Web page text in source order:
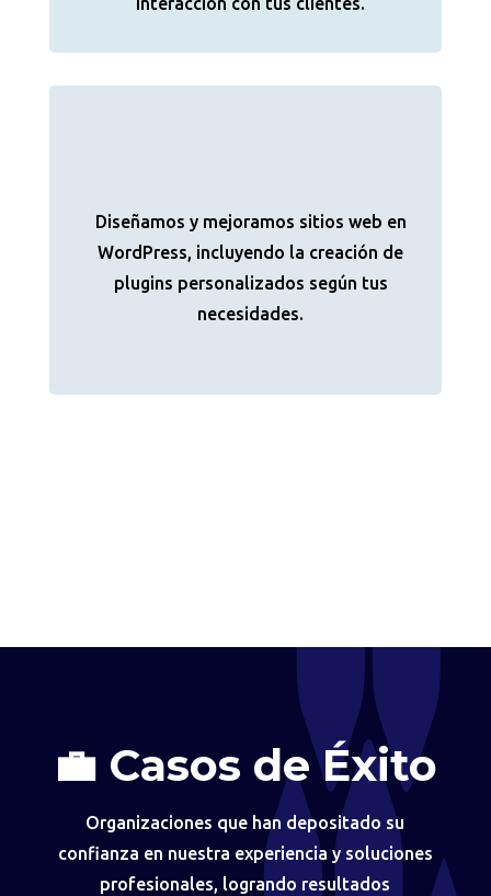
Diseñamos y mejoramos sitios web en
WordPress, incluyendo la creación de
plugins personalizados según tus
necesidades.
💼 Casos de Éxito
Organizaciones que han depositado su
confianza en nuestra experiencia y soluciones
profesionales, logrando resultados